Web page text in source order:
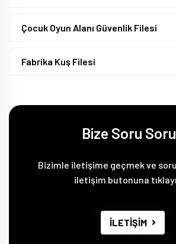
Çocuk Oyun Alanı Güvenlik Filesi
Fabrika Kuş Filesi
Bize Soru
Bizimle iletişime geçmek ve
iletişim butonuna
İLETİŞİM